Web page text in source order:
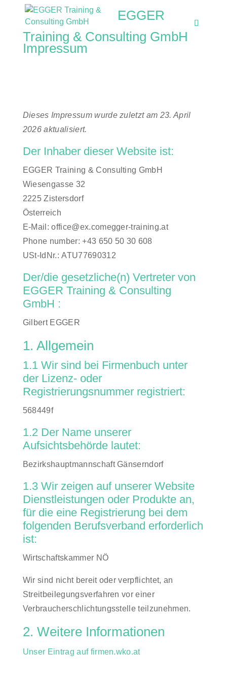
EGGER
Training & Consulting GmbH
Impressum
Dieses Impressum wurde zuletzt am 23. April
2026 aktualisiert.
Der Inhaber dieser Website ist:
EGGER Training & Consulting GmbH
Wiesengasse 32
2225 Zistersdorf
Österreich
E-Mail:office@ex.comegger-training.at
Phone number: +43 650 50 30 608
USt-IdNr.: ATU77690312
Der/die gesetzliche(n) Vertreter von
EGGER Training & Consulting
GmbH :
Gilbert EGGER
1. Allgemein
1.1 Wir sind bei Firmenbuch unter
der Lizenz- oder
Registrierungsnummer registriert:
568449f
1.2 Der Name unserer
Aufsichtsbehörde lautet:
Bezirkshauptmannschaft Gänserndorf
1.3 Wir zeigen auf unserer Website
Dienstleistungen oder Produkte an,
für die eine Registrierung bei dem
folgenden Berufsverband erforderlich
ist:
Wirtschaftskammer NÖ
Wir sind nicht bereit oder verpflichtet, an
Streitbeilegungsverfahren vor einer
Verbraucherschlichtungsstelle teilzunehmen.
2. Weitere Informationen
Unser Eintrag auf firmen.wko.at